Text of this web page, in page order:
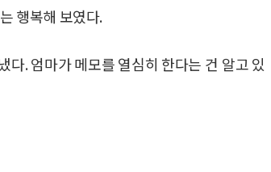
행복해 보였다.
. 엄마가 메모를 열심히 한다는 건 알고 있